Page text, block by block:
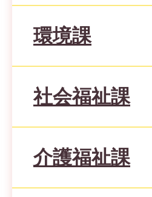
環境課
社会福祉課
介護福祉課